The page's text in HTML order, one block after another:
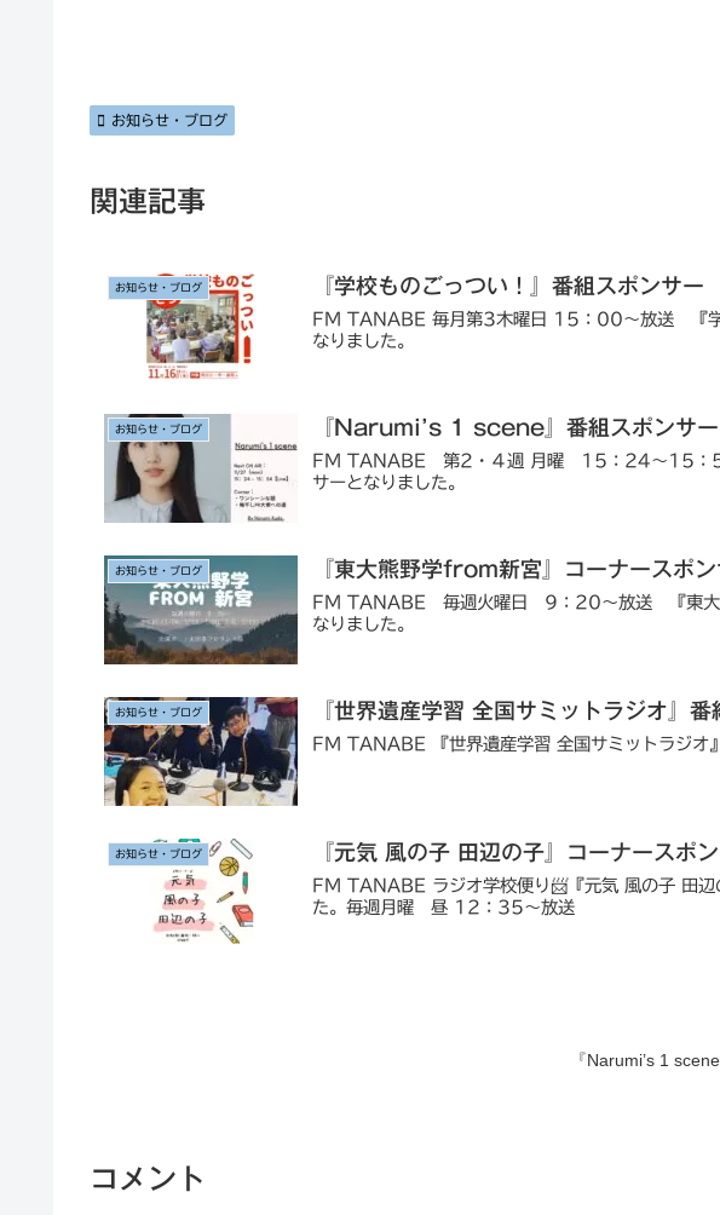
組✨ 4年ぶりの通常開催！！！ 大会会場の上
放送で4時間お届けしました🏃‍♂️💨 ¨ 全国だ
お知らせ・ブログ
関連記事
お知らせ・ブログ 『学校ものごっつい！』⁡番組スポンサー
FM TANABE 毎月第3木曜日 15：00～放送 『学
なりました。
お知らせ・ブログ 『Narumi’s 1 scene』番組スポンサー
FM TANABE 第2・４週 月曜 15：24～15
サーとなりました。
お知らせ・ブログ 『東大熊野学from新宮』コーナースポン
FM TANABE 毎週火曜日 9：20～放送 『東大
なりました。
お知らせ・ブログ 『世界遺産学習 全国サミットラジオ』番
FM TANABE 『世界遺産学習 全国サミットラジオ
お知らせ・ブログ 『元気 風の子 田辺の子』コーナースポ
FM TANABE ラジオ学校便り📨『元気 風の子 田辺
た。毎週月曜 昼 12：35～放送
『Narumi’s 1
コメント